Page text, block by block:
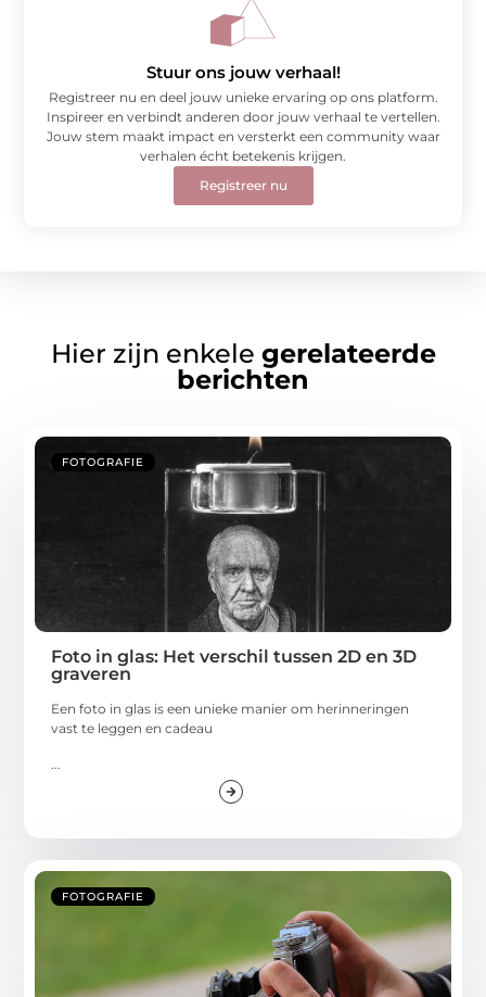
Stuur ons jouw verhaal!
Registreer nu en deel jouw unieke ervaring op ons platform.
Inspireer en verbindt anderen door jouw verhaal te vertellen.
Jouw stem maakt impact en versterkt een community waar
verhalen écht betekenis krijgen.
Registreer nu
Hier zijn enkele gerelateerde
berichten
FOTOGRAFIE
Foto in glas: Het verschil tussen 2D en 3D
graveren
Een foto in glas is een unieke manier om herinneringen
vast te leggen en cadeau
FOTOGRAFIE